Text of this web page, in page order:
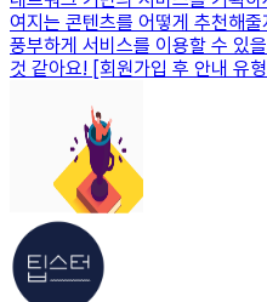
여지는 콘텐츠를 어떻게 추천해
풍부하게 서비스를 이용할 수 있
것 같아요! [회원가입 후 안내 유